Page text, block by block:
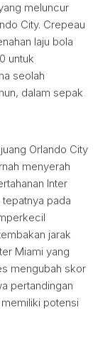
meluncur
City. Crepeau
laju bola
untuk
seolah
dalam sepak
Orlando City
menyerah
Inter
pada
jarak
Miami yang
mengubah skor
pertandingan
potensi